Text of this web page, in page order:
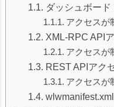
ダッシュボー
アクセスが
XML-RPC API
アクセスが
REST APIアク
アクセスが